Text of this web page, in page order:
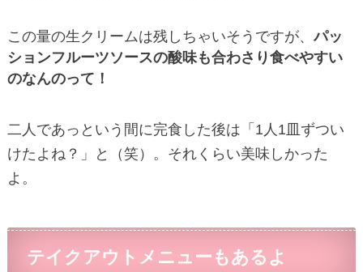
この量の生クリームは残しちゃいそうですが、パッ
ションフルーツソースの酸味も合わさり食べやすい
のなんのって！
二人であっという間に完食した後は「1人1皿ずつい
けたよね？」と（笑）。それくらい美味しかった
よ。
テイクアウトメニューもあるよ